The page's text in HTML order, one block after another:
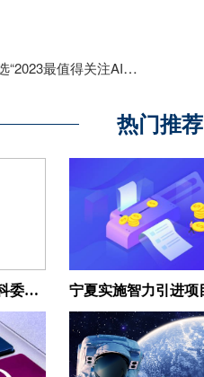
最值得关注AIGC企业”！
热门推荐
宁夏科技厅与上海市科委签署新一轮科技合作框架协议